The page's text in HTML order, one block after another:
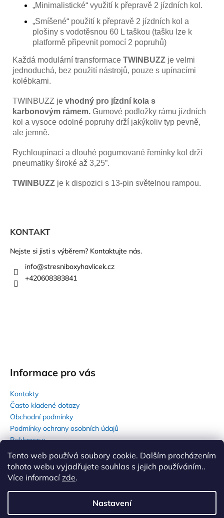
Tento web používá soubory cookie. Dalším procházením
tohoto webu vyjadřujete souhlas s jejich používáním..
Více informacízde.
Nastavení
„Minimalistické“ využití k přepravě 2 jízdních kol.
„Smíšené“ použití k přepravě 2 jízdních kol a
plošiny s vodotěsnou 60 L taškou (tašku lze k
platformě připevnit pomocí 2 popruhů)
Každá modulární transformace TWINBUZZ je velmi
jednoduchá, bez použití nástrojů, pouze s upínacími
kolébkami.
TWINBUZZ je vhodný pro jízdní kola s
karbonovým rámem. Gumové podložky rámu jízdních
kol a vysoce odolné popruhy drží jakýkoliv typ pevně,
ale jemně.
Rychloupínací a dlouhé pogumované řemínky kol drží
pneumatiky široké až 3,25”.
TWINBUZZ je k dispozici s 13-pin světelnou rampou.
KONTAKT
Nejste si jisti s výběrem? Kontaktujte nás.
info@stresniboxyhavlicek.cz
+420608383841
Informace pro vás
Kontakty
Často kladené dotazy
Obchodní podmínky
Podmínky ochrany osobních údajů
Reklamace